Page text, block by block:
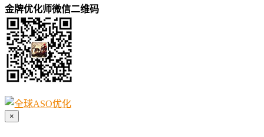
金牌优化师微信二维码
×